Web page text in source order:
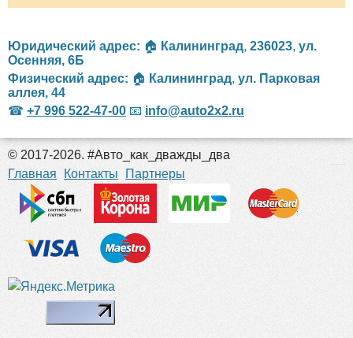
Юридический адрес: 🏠 Калининград, 236023, ул.
Осенняя, 6Б
Физический адрес: 🏠 Калининград, ул. Парковая
аллея, 44
☎ +7 996 522-47-00 📧 info@auto2x2.ru
© 2017-2026. #Авто_как_дважды_два
Главная
Контакты Партнеры